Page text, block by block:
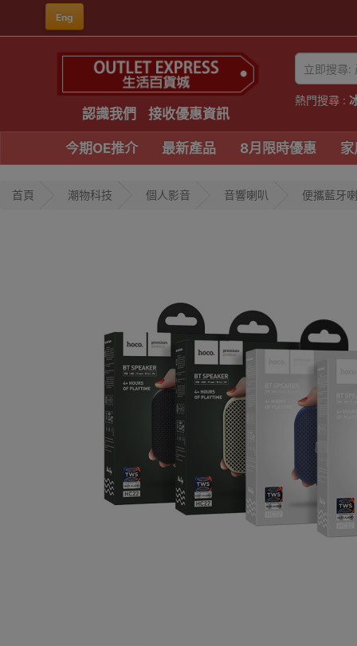
Eng
認識我們 接收優惠資訊
熱門搜尋 :
今期OE推介 最新產品 8月限時優惠
首頁 潮物科技 個人影音 音響喇叭 便攜藍牙